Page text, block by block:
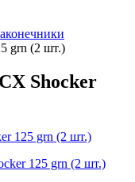
grn (2 шт.)
Shocker